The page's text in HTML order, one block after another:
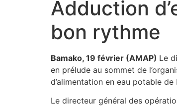
Adduction
bon rythme
Bamako, 19 février (AMAP) Le
en prélude au sommet de
d’alimentation en eau potable
Le directeur général des